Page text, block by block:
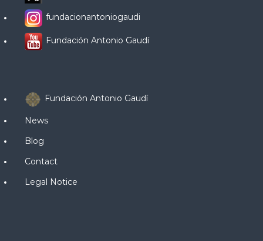
fundacionantoniogaudi
Fundación Antonio Gaudí
Fundación Antonio Gaudí
News
Blog
Contact
Legal Notice